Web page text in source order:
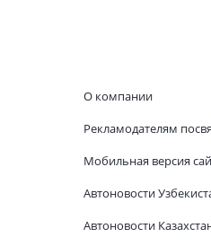
О компании
Рекламодателям
Мобильная версия
Автоновости
Автоновости